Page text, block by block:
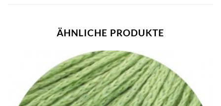
ÄHNLICHE PRODUKTE